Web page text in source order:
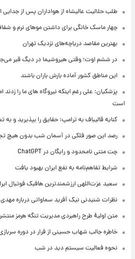
طلب حلالیت عالیشاه از هواداران پس از جدایی
چهار ماسک خانگی برای داشتن موهای نرم و
بهترین مقاصد دریاچه‌های نزدیک تهران
در ششم اوت؛ وقتی هیروشیما در دیگ قیر
این مناطق کشور آماده بارش باران باشند
پزشکیان: علی رغم اینکه نیروگاه های ما را
است
کنایه قالیباف به ترامپ: حقایق را بپذیرید و
رصد این صور فلکی در آسمان شب بدون هیچ
چت متنی نامحدود و رایگان در ChatGPT
شرایط تفاهم‌نامه به نفع ایران بهبود یافت
سعید عزت‌اللهی ارزشمندترین هافبک فوتبال
نظرات شنیدنی نیک آفرید سماواتی درباره
متن اولیۀ طرح راهبردی مدیریت تنگه هرمز
خاطره جالب شهاب حسینی از فرار در دوره
نحوه فعالیت سیستم دید در شب